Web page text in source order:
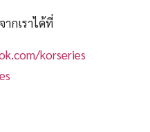
กเราได้ที่
korseries